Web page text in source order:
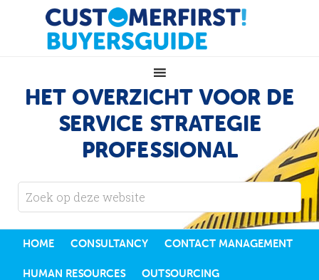
HET OVERZICHT VOOR DE
SERVICE STRATEGIE
PROFESSIONAL
HOME CONSULTANCY CONTACT MANAGEMENT
HUMAN RESOURCES OUTSOURCING